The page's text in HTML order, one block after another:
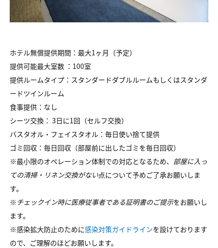
ホテル無償提供期間：最大1ヶ月（予定）
提供可能最大室数 ：100室
提供ルームタイプ：スタンダードダブルルームもしくはスタンダ
ードツインルーム
食事提供：なし
シーツ交換： 3日に1回（セルフ交換）
バスタオル・フェイスタオル：毎日使い捨て提供
ゴミ回収：毎日回収（部屋前に出したゴミを毎日回収）
※最小限のオペレーション体制での対応となるため、 部屋に入っ
ての清掃・リネン交換がない点について予めご了承お願いしま
す。
※ チェックイン時に医療従事者である証明書のご提示をお願いし
ます。
※感染拡大防止のために感染対策ガイドラインを設けております
ので、ご理解のほどお願いします。